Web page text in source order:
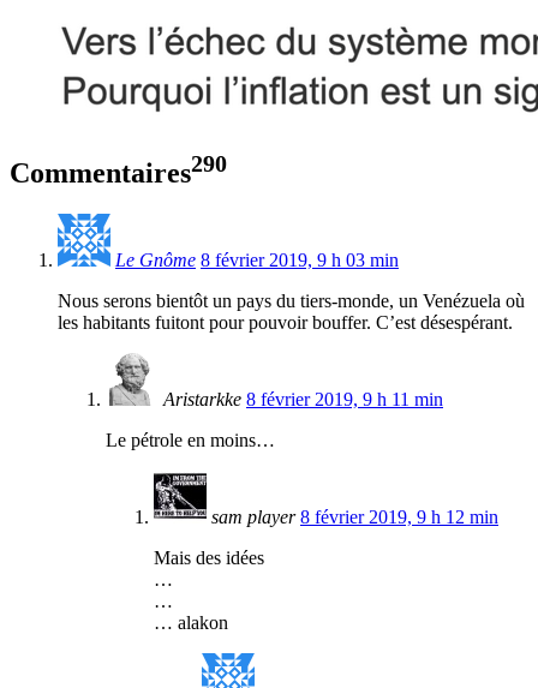
Commentaires290
Le Gnôme 8 février 2019, 9 h 03 min
Nous serons bientôt un pays du tiers-monde, un Venézuela où
les habitants fuitont pour pouvoir bouffer. C’est désespérant.
Aristarkke 8 février 2019, 9 h 11 min
Le pétrole en moins…
sam player 8 février 2019, 9 h 12 min
Mais des idées
…
…
… alakon